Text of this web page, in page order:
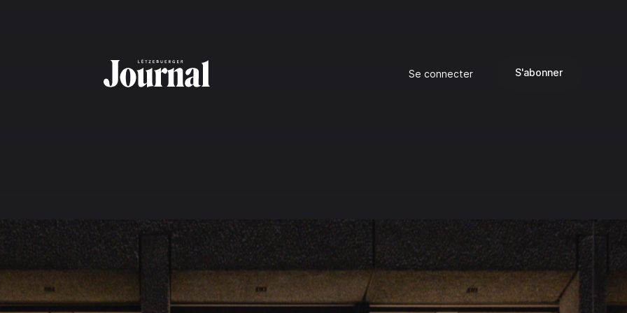
Se connecter S'abonner